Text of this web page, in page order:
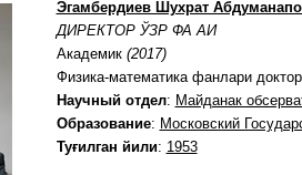
Эгамбердиев Шухрат
ДИРЕКТОР ЎЗР ФА АИ
Академик (2017)
Физика-математика фанлари
Научный отдел: Майданак
Образование: Московский
Туғилган йили: 1953